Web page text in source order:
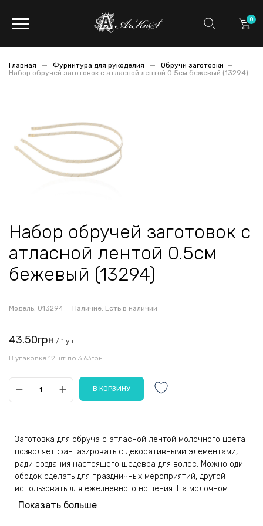
0
Главная Фурнитура для рукоделия
Обручи заготовки
Набор обручей заготовок с атласной лентой 0.5см бежевый (13294)
Набор обручей заготовок с
атласной лентой 0.5см
бежевый (13294)
Модель: 013294 Наличие: Есть в наличии
43.50грн / 1 уп
В упаковке 12 шт по 3.63грн
Заготовка для обруча с атласной лентой молочного цвета
позволяет фантазировать с декоративными элементами,
ради создания настоящего шедевра для волос. Можно один
ободок сделать для праздничных мероприятий, другой
использовать для ежедневного ношения. На молочном
фоне хорошо смотрятся темные глянцевые детали,
Показать больше